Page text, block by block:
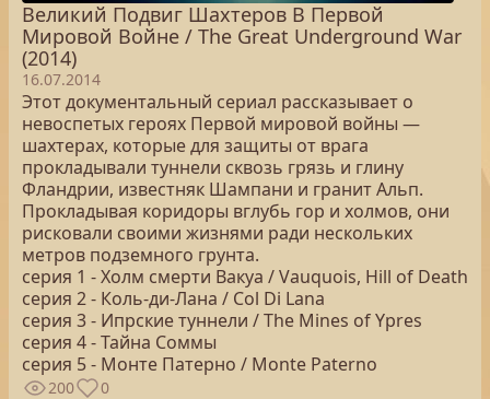
Великий Подвиг Шахтеров В Первой
Мировой Войне / The Great Underground War
(2014)
16.07.2014
Этот документальный сериал рассказывает о
невоспетых героях Первой мировой войны —
шахтерах, которые для защиты от врага
прокладывали туннели сквозь грязь и глину
Фландрии, известняк Шампани и гранит Альп.
Прокладывая коридоры вглубь гор и холмов, они
рисковали своими жизнями ради нескольких
метров подземного грунта.
серия 1 - Холм смерти Вакуа / Vauquois, Hill of Death
серия 2 - Коль-ди-Лана / Col Di Lana
серия 3 - Ипрские туннели / The Mines of Ypres
серия 4 - Тайна Соммы
серия 5 - Монте Патерно / Monte Paterno
200 0